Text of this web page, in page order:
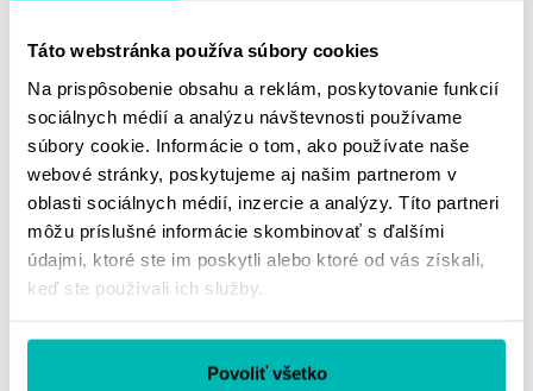
Táto webstránka používa súbory cookies
Na prispôsobenie obsahu a reklám, poskytovanie funkcií
sociálnych médií a analýzu návštevnosti používame
súbory cookie. Informácie o tom, ako používate naše
webové stránky, poskytujeme aj našim partnerom v
oblasti sociálnych médií, inzercie a analýzy. Títo partneri
môžu príslušné informácie skombinovať s ďalšími
údajmi, ktoré ste im poskytli alebo ktoré od vás získali,
keď ste používali ich služby.
Povoliť všetko
SHOCK ABSORBER GASSING VALVE M8X1.00P BRASS/NICKEL
Doprava a vrátenie
MOHLO BY SA VÁM
PÁČIŤ